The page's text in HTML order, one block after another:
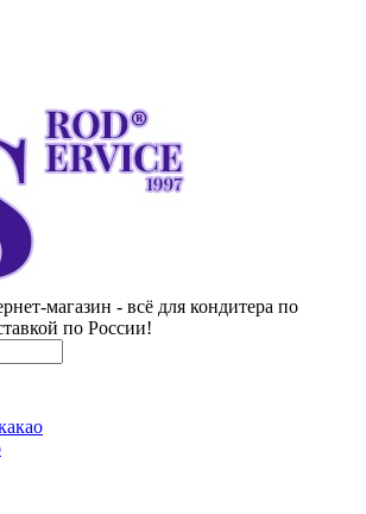
магазин - всё для кондитера по
по России!